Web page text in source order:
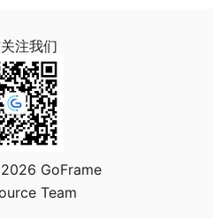
注我们
GoFrame
Team